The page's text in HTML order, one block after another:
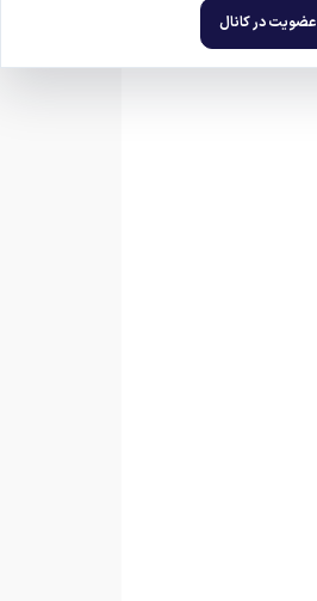
عضویت در کانال